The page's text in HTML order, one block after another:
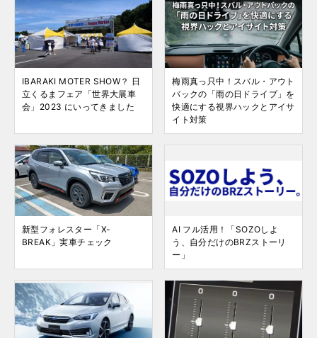
IBARAKI MOTER SHOW？ 日
立くるまフェア「世界大展車
会」2023 にいってきました
梅雨真っ只中！スバル・アウト
バックの「雨の日ドライブ」を
快適にする視界ハックとアイサ
イト対策
新型フォレスター「X-
BREAK」実車チェック
AI フル活用！「SOZOしよ
う、自分だけのBRZストーリ
ー」